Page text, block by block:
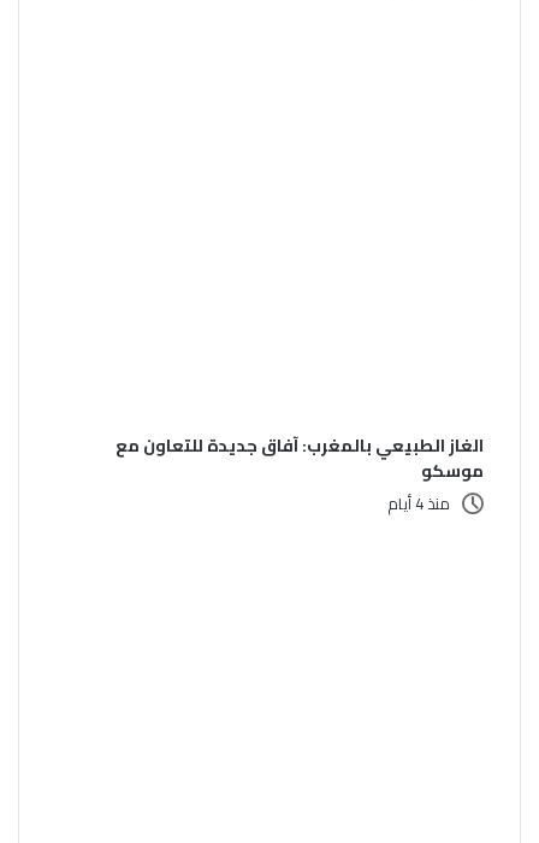
الغاز الطبيعي بالمغرب: آفاق جديدة للتعاون مع
موسكو
منذ 4 أيام